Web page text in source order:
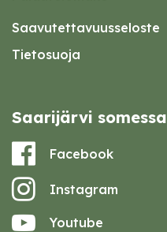
Saavutettavuusseloste
Tietosuoja
Saarijärvi somessa
Facebook
Instagram
Youtube